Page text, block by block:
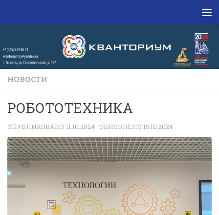
НОВОСТИ
РОБОТОТЕХНИКА
ОПУБЛИКОВАНО 11.10.2024 · ОБНОВЛЕНО 15.10.2024